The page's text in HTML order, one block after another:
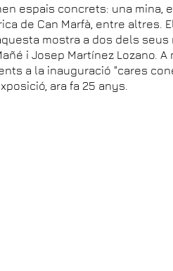
espais concrets: una mina,
de Can Marfà, entre altres.
mostra a dos dels
i Josep Martínez Lozano.
a la inauguració "cares
ara fa 25 anys.